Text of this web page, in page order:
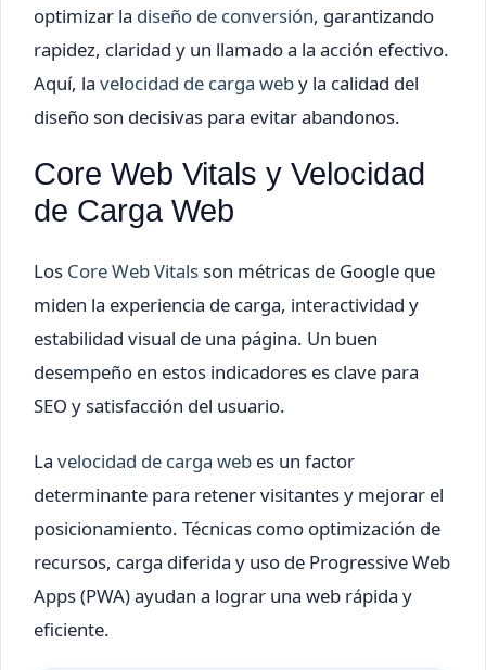
optimizar la diseño de conversión, garantizando
rapidez, claridad y un llamado a la acción efectivo.
Aquí, la velocidad de carga weby la calidad del
diseño son decisivas para evitar abandonos.
Core Web Vitals y Velocidad
de Carga Web
Los Core Web Vitalsson métricas de Google que
miden la experiencia de carga, interactividad y
estabilidad visual de una página. Un buen
desempeño en estos indicadores es clave para
SEO y satisfacción del usuario.
La velocidad de carga web es un factor
determinante para retener visitantes y mejorar el
posicionamiento. Técnicas como optimización de
recursos, carga diferida y uso de Progressive Web
Apps (PWA) ayudan a lograr una web rápida y
eficiente.